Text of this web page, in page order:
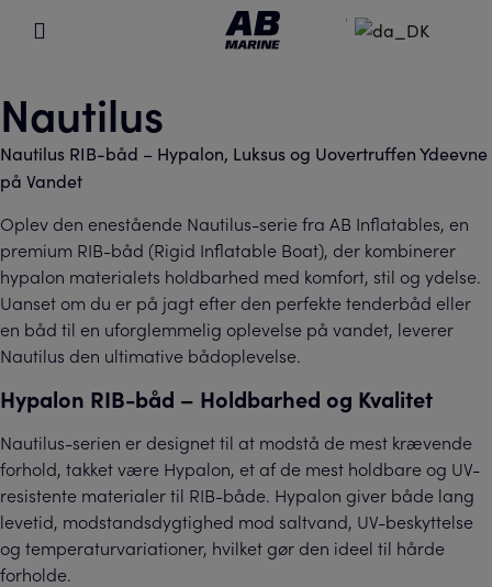
Nautilus
Nautilus RIB-båd – Hypalon, Luksus og Uovertruffen Ydeevne
på Vandet
Oplev den enestående Nautilus-serie fra AB Inflatables, en
premium RIB-båd (Rigid Inflatable Boat), der kombinerer
hypalon materialets holdbarhed med komfort, stil og ydelse.
Uanset om du er på jagt efter den perfekte tenderbåd eller
en båd til en uforglemmelig oplevelse på vandet, leverer
Nautilus den ultimative bådoplevelse.
Hypalon RIB-båd – Holdbarhed og Kvalitet
Nautilus-serien er designet til at modstå de mest krævende
forhold, takket være Hypalon, et af de mest holdbare og UV-
resistente materialer til RIB-både. Hypalon giver både lang
levetid, modstandsdygtighed mod saltvand, UV-beskyttelse
og temperaturvariationer, hvilket gør den ideel til hårde
forholde.